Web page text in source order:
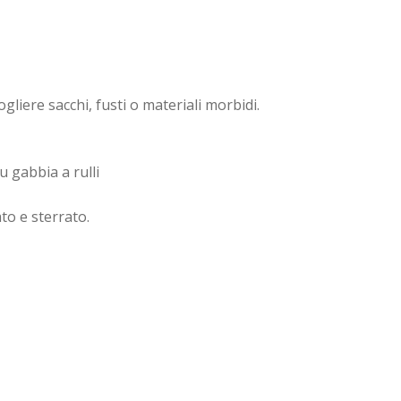
sacchi, fusti o materiali morbidi.
gabbia a rulli
e sterrato.